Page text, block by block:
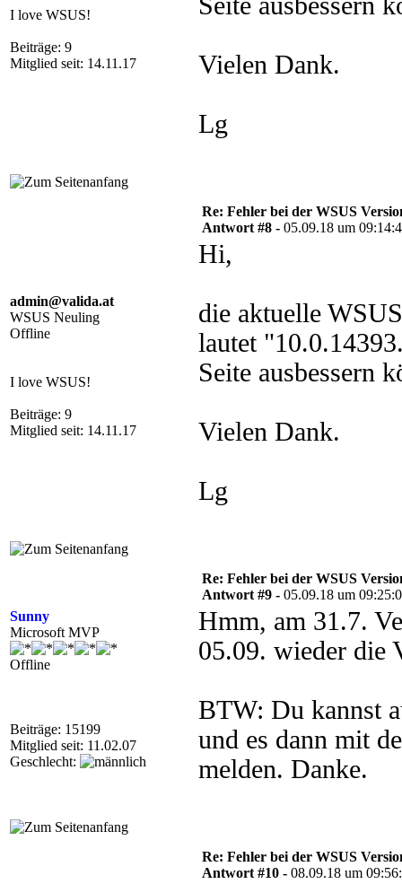
I love WSUS!
Beiträge: 9
Mitglied seit: 14.11.17
Vielen Dank.
Lg
admin@valida.at
WSUS Neuling
Offline
I love WSUS!
Beiträge: 9
Mitglied seit: 14.11.17
Re: Fehler bei der WSUS
Antwort #8 - 05.09.18 um
Hi,
die aktuelle
lautet
Seite ausbessern
Vielen Dank.
Lg
Sunny
Microsoft MVP
Offline
Beiträge: 15199
Mitglied seit: 11.02.07
Geschlecht:
Re: Fehler bei der WSUS
Antwort #9 - 05.09.18 um
Hmm, am 31.7.
05.09. wieder die
BTW: Du kannst
und es dann mit
melden. Danke.
Re: Fehler bei der WSUS
Antwort #10 - 08.09.18 um